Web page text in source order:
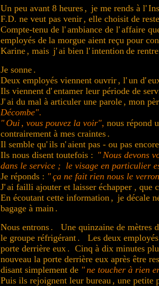
Un peu avant 8 heures , je me rends à l'
F.D. ne veut pas venir , elle choisit de
Compte-tenu de l'ambiance de l'affaire
employés de la morgue aient reçu pour
Karine , mais j'ai bien l'intention de
Je sonne .
Deux employés viennent ouvrir , l'un d'
Ils viennent d'entamer leur période de
J'ai du mal à articuler une parole , mon
Décombe".
" Oui , vous pouvez la voir", nous répond
contrairement à mes craintes .
Il semble qu'ils n'aient pas - ou pas
Ils nous disent toutefois : "Nous devons
dans le service ; le visage en particulier
Je réponds : "ça ne fait rien nous le
J'ai failli ajouter et laisser échapper , que
En écoutant cette information , je décale
bagage à main .
Nous entrons . Une quinzaine de mètres
le groupe réfrigérant . Les deux
porte derrière eux . Cinq à dix minutes
nouveau la porte derrière eux après être
disant simplement de "ne toucher à rien
Puis ils rejoignent leur bureau , une petite